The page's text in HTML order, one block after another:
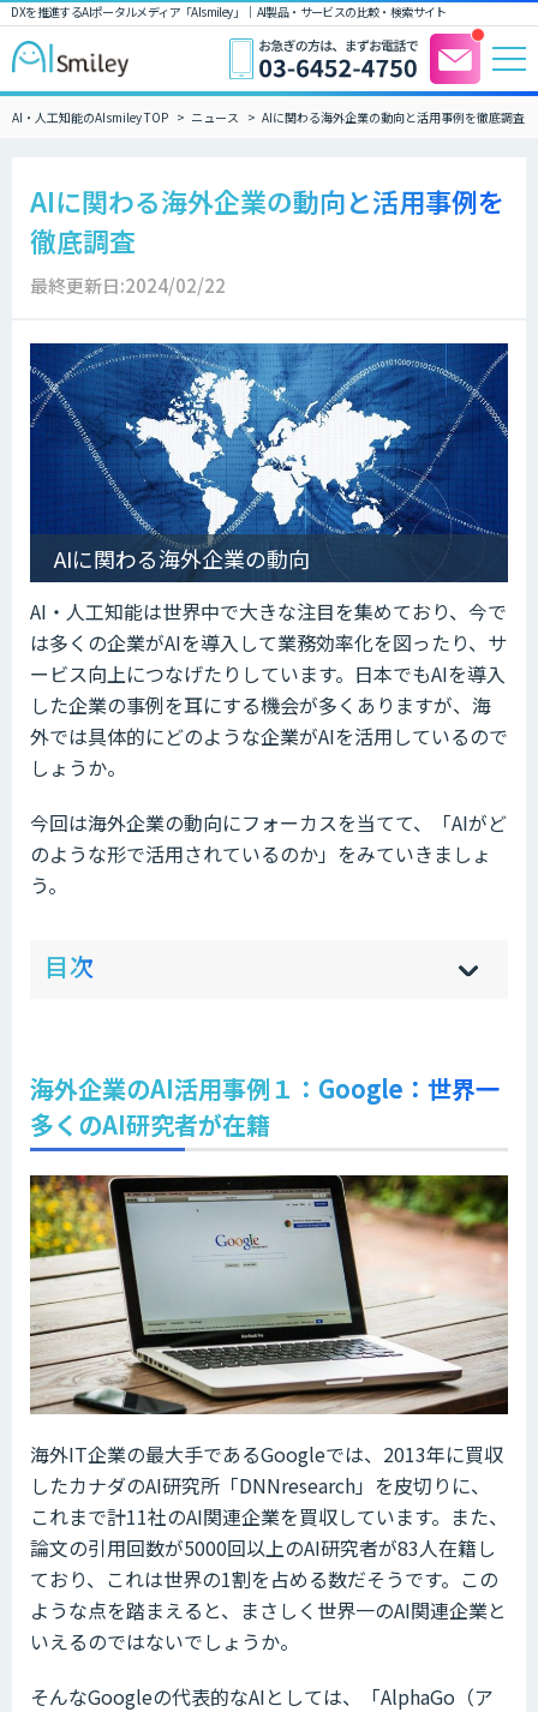
DXを推進するAIポータルメディア「AIsmiley」｜ AI製品・サービスの比較・検索サイト
AI・人工知能のAIsmiley TOP ニュース AIに関わる海外企業の動向と活用事例を徹底調査
AIに関わる海外企業の動向と活用事例を
徹底調査
最終更新日:2024/02/22
AIに関わる海外企業の動向
AI・人工知能は世界中で大きな注目を集めており、今で
は多くの企業がAIを導入して業務効率化を図ったり、サ
ービス向上につなげたりしています。日本でもAIを導入
した企業の事例を耳にする機会が多くありますが、海
外では具体的にどのような企業がAIを活用しているので
しょうか。
今回は海外企業の動向にフォーカスを当てて、「AIがど
のような形で活用されているのか」をみていきましょ
う。
目次 hi
]
sh
]
海外企業のAI活用事例１：Google：世界一
多くのAI研究者が在籍
海外IT企業の最大手であるGoogleでは、2013年に買収
したカナダのAI研究所「DNNresearch」を皮切りに、
これまで計11社のAI関連企業を買収しています。また、
論文の引用回数が5000回以上のAI研究者が83人在籍し
ており、これは世界の1割を占める数だそうです。この
ような点を踏まえると、まさしく世界一のAI関連企業と
いえるのではないでしょうか。
そんなGoogleの代表的なAIとしては、「AlphaGo（ア